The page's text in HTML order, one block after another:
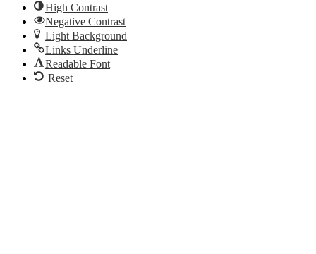
High Contrast
Negative Contrast
Light Background
Links Underline
Readable Font
Reset